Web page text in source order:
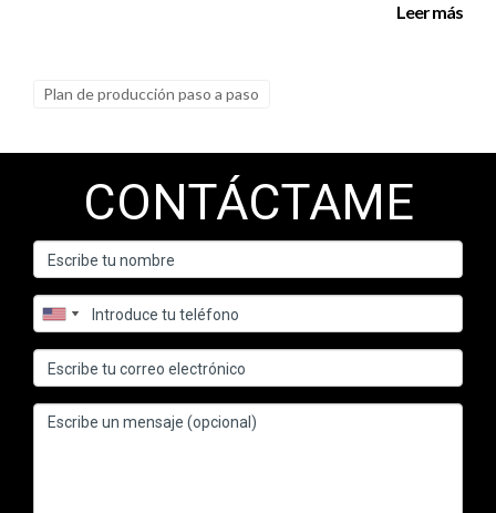
Leer más
Plan de producción paso a paso
CONTÁCTAME